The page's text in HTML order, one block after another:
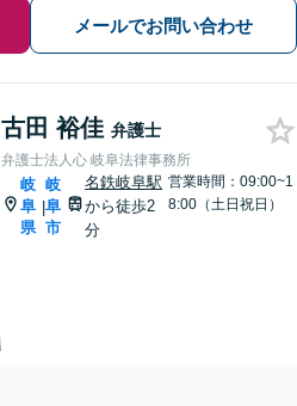
メールでお問い合わせ
古田 裕佳 弁護士
弁護士法人心 岐阜法律事務所
岐
阜
県
|
岐
阜
市
名鉄岐阜駅
から徒歩2
分
営業時間：09:00~1
8:00（土日祝日）